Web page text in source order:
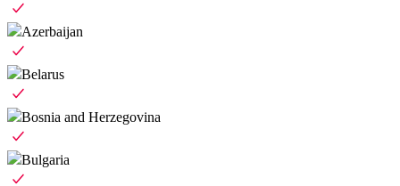
Azerbaijan
Belarus
Bosnia and Herzegovina
Bulgaria